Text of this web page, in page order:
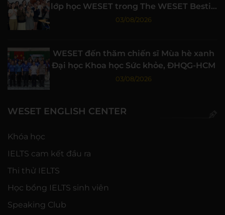
lớp học WESET trong The WESET Bestie
tập 3
03/08/2026
WESET đến thăm chiến sĩ Mùa hè xanh
Đại học Khoa học Sức khỏe, ĐHQG-HCM
03/08/2026
WESET ENGLISH CENTER
Khóa học
IELTS cam kết đầu ra
Thi thử IELTS
Học bổng IELTS sinh viên
Speaking Club